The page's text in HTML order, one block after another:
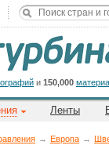
и 150,000
Ленты
→ Европа →